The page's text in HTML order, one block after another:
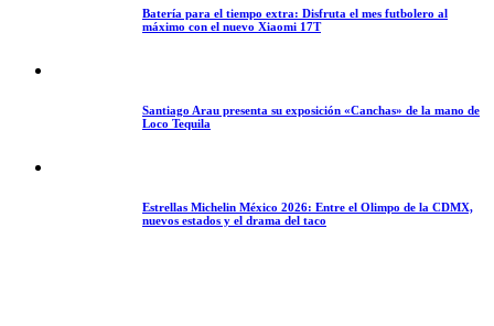
Batería para el tiempo extra: Disfruta el mes futbolero al
máximo con el nuevo Xiaomi 17T
Santiago Arau presenta su exposición «Canchas» de la mano de
Loco Tequila
Estrellas Michelin México 2026: Entre el Olimpo de la CDMX,
nuevos estados y el drama del taco